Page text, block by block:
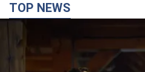
TOP NEWS